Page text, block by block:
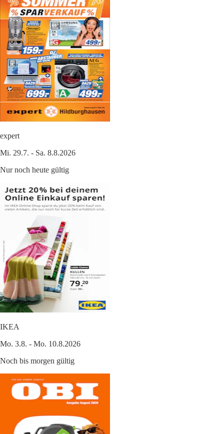
expert
Mi. 29.7. - Sa. 8.8.2026
Nur noch heute gültig
IKEA
Mo. 3.8. - Mo. 10.8.2026
Noch bis morgen gültig